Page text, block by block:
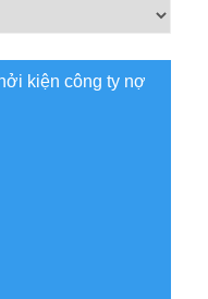
kiện công ty nợ